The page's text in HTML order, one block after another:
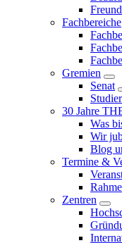
Fachbereiche
Gremien
Senat
30 Jahre
Was
Wir
Blog
Termine &
Zentren